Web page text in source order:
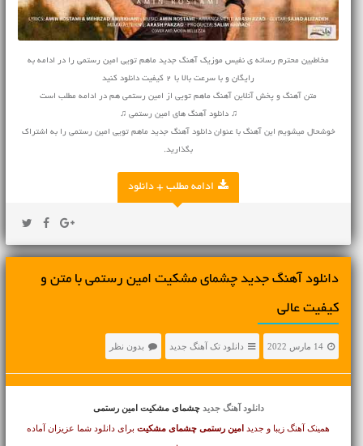
مخاطبین محترم رسانه ی نفیس موزیک آهنگ جدید ماهم تویی امین رستمی را در ادامه به
رایگان و با سرعت بالا با 2 کیفیت دانلود کنید
متن آهنگ و پخش آنلاین آهنگ ماهم تویی از امین رستمی هم در ادامه مطلب است
♫ دانلود آهنگ های امین رستمی ♫
خوشحال میشویم این آهنگ با عنوان دانلود آهنگ جدید ماهم تویی امین رستمی را به اشتراک
بگذارید.
ادامه مطلب + دانلود
دانلود آهنگ جديد چشمای مشکیت امین رستمی با متن و
کیفیت عالی
14 مارس 2022 دانلود تک آهنگ جدید بدون نظر
دانلود آهنگ جدید چشمای مشکیت امین رستمی
همینک آهنگ زیبا و جدید امین رستمی چشمای مشکیتبرای دانلود شما عزیزان آماده